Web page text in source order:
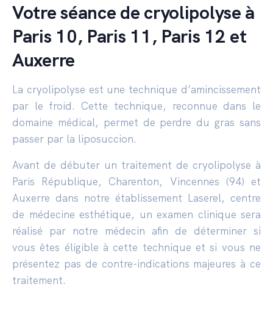
Votre séance de cryolipolyse à
Paris 10, Paris 11, Paris 12 et
Auxerre
La cryolipolyse est une technique d’amincissement
par le froid. Cette technique, reconnue dans le
domaine médical, permet de perdre du gras sans
passer par la liposuccion.
Avant de débuter un traitement de cryolipolyse à
Paris République, Charenton, Vincennes (94) et
Auxerre dans notre établissement Laserel, centre
de médecine esthétique, un examen clinique sera
réalisé par notre médecin afin de déterminer si
vous êtes éligible à cette technique et si vous ne
présentez pas de contre-indications majeures à ce
traitement.